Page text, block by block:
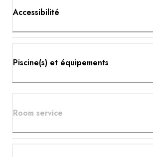
Accessibilité
Piscine(s) et équipements
Room service